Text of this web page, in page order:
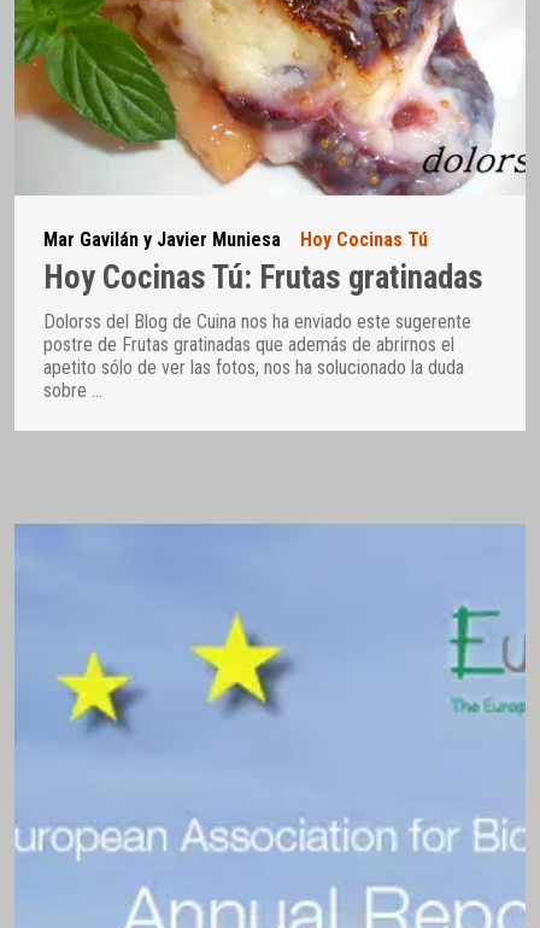
Mar Gavilán y Javier Muniesa Hoy Cocinas Tú
Hoy Cocinas Tú: Frutas gratinadas
Dolorss del Blog de Cuina nos ha enviado este sugerente
postre de Frutas gratinadas que además de abrirnos el
apetito sólo de ver las fotos, nos ha solucionado la duda
sobre …